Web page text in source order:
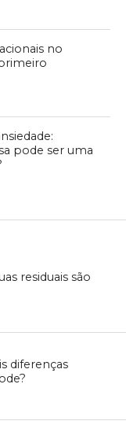
no
pode ser uma
residuais são
diferenças